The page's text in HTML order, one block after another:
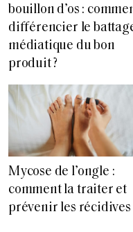
bouillon d’os :
différencier le
médiatique du bon
produit ?
Mycose de l’ongle :
comment la traiter et
prévenir les récidives